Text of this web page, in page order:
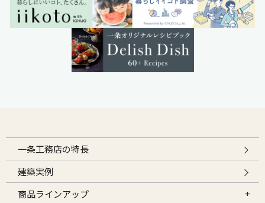
一条工務店の特長
建築実例
商品ラインアップ